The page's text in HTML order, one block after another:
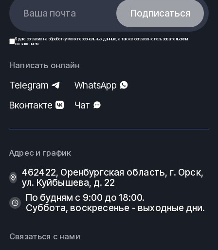
Ваша почта Подписаться
Я даю согласие на обработку моих персональных данных , а также согласен спользовательским
соглашением.
Написать онлайн
Telegram
WhatsApp
Вконтакте
Чат
Адрес и график
462422, Оренбургская область, г. Орск,
ул. Куйбышева, д. 22
По будням с 9:00 до 18:00.
Суббота, воскресенье - выходные дни.
Связаться с нами